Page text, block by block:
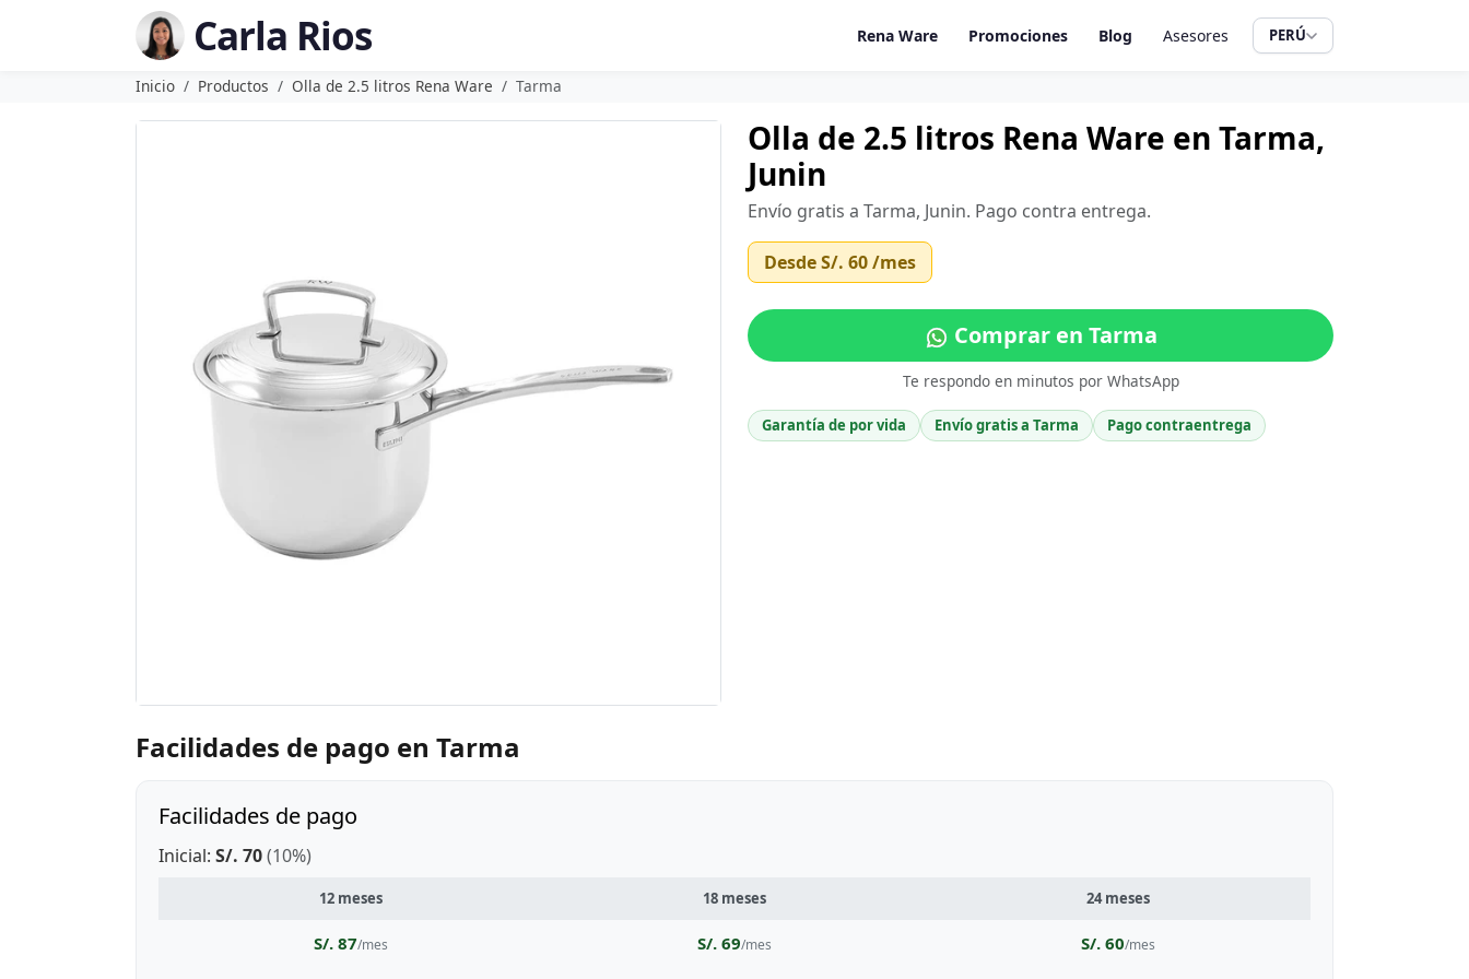
Carla Rios Rena Ware Promociones Blog Asesores PERÚ
Inicio Productos Olla de 2.5 litros Rena Ware Tarma
Olla de 2.5 litros Rena Ware en Tarma,
Junin
Envío gratis a Tarma, Junin. Pago contra entrega.
DesdeS/. 60/mes
Comprar en Tarma
Te respondo en minutos por WhatsApp
Garantía de por vida Envío gratis a Tarma Pago contraentrega
Facilidades de pago en Tarma
Facilidades de pago
Inicial: S/. 70(10%)
12 meses 18 meses 24 meses
S/. 87/mes S/. 69/mes S/. 60/mes